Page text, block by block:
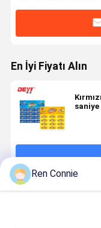
En İyi Fiyatı Alın
Ren Connie